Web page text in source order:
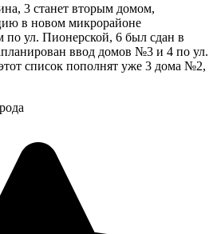
3 станет вторым домом,
в новом микрорайоне
ул. Пионерской, 6 был сдан в
ввод домов №3 и 4 по ул.
список пополнят уже 3 дома №2,